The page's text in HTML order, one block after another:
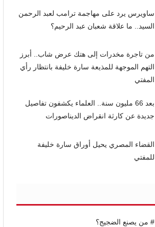
ساويرس يرد على مهاجمة ترامب لعبد الرحمن
السيد.. ما علاقة شعبان عبد الرحيم؟
من تاجرة مخدرات إلى هتك عرض شاب.. أبرز
التهم الموجهة للمذيعة سارة خليفة بانتظار رأي
المفتي
بعد 66 مليون سنة.. العلماء يكشفون تفاصيل
جديدة عن كارثة انقراض الديناصورات
القضاء المصري يحيل أوراق سارة خليفة
للمفتي
# من يصنع الضجيج؟